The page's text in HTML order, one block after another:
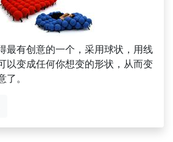
最有创意的一个，采用球状，用线
以变成任何你想变的形状，从而变
。